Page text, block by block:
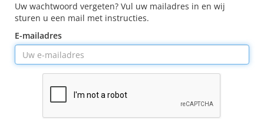
Uw wachtwoord vergeten? Vul uw mailadres in en wij
sturen u een mail met instructies.
E-mailadres